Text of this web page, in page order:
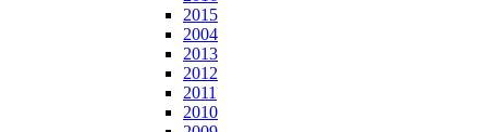
2015
2004
2013
2012
2011
2010